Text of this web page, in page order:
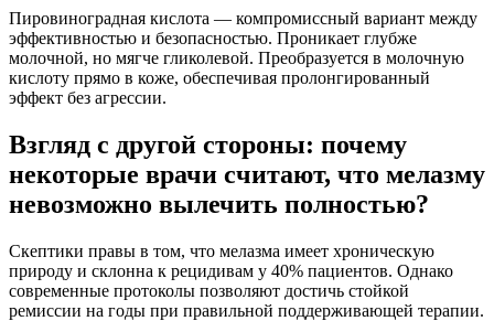
Пировиноградная кислота — компромиссный вариант между
эффективностью и безопасностью. Проникает глубже
молочной, но мягче гликолевой. Преобразуется в молочную
кислоту прямо в коже, обеспечивая пролонгированный
эффект без агрессии.
Взгляд с другой стороны: почему
некоторые врачи считают, что мелазму
невозможно вылечить полностью?
Скептики правы в том, что мелазма имеет хроническую
природу и склонна к рецидивам у 40% пациентов. Однако
современные протоколы позволяют достичь стойкой
ремиссии на годы при правильной поддерживающей терапии.